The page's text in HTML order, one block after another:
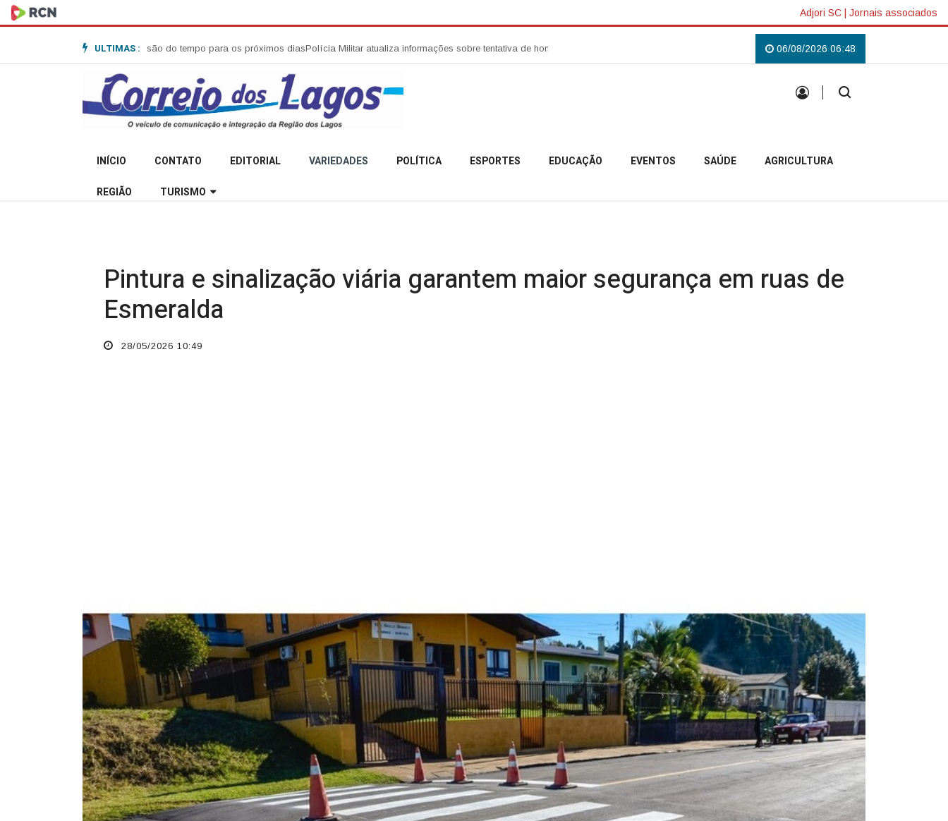
Adjori SC | Jornais associados
ULTIMAS :
em Anita Garibaldi Previsão do tempo para os próximos diasPolícia Militar atualiza informações sobre tentativa de homicídio no Centro de Anita Garibaldi Caminhão perde os freios e bate contra paredão de pedras na SC
06/08/2026 06:48
INÍCIO CONTATO EDITORIAL VARIEDADES POLÍTICA ESPORTES EDUCAÇÃO EVENTOS SAÚDE AGRICULTURA
REGIÃO TURISMO
Pintura e sinalização viária garantem maior segurança em ruas de
Esmeralda
28/05/2026 10:49